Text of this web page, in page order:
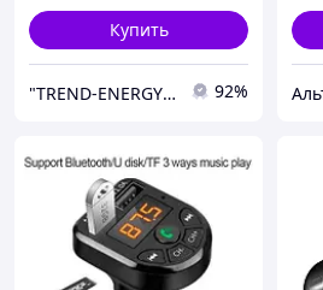
Купить
"TREND-ENERGY" Интернет-магазин аксессуаров к смартфонам и компьютерам 92%